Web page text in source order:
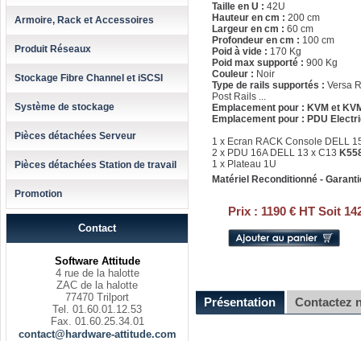
Armoire, Rack et Accessoires
Produit Réseaux
Stockage Fibre Channel et iSCSI
Système de stockage
Pièces détachées Serveur
Pièces détachées Station de travail
Promotion
Contact
Software Attitude
4 rue de la halotte
ZAC de la halotte
77470 Trilport
Tel. 01.60.01.12.53
Fax. 01.60.25.34.01
contact@hardware-attitude.com
Taille en U : 42U
Hauteur en cm : 200 cm
Largeur en cm : 60 cm
Profondeur en cm : 100 cm
Poid à vide : 170 Kg
Poid max supporté : 900 Kg
Couleur : Noir
Type de rails supportés : Versa
Post Rails ...
Emplacement pour : KVM et
Emplacement pour : PDU
1 x Ecran RACK Console DELL
2 x PDU 16A DELL 13 x C13
1 x Plateau 1U
Matériel Reconditionné -
Prix : 1190 € HT Soit
Présentation Contactez